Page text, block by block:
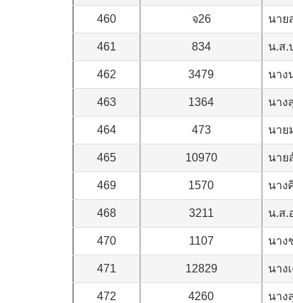
460 จ26 นาย
461 834 น.ส.
462 3479 นาง
463 1364 นาง
464 473 นาย
465 10970 นาย
469 1570 นาง
468 3211 น.ส.
470 1107 นาง
471 12829 นาง
472 4260 นาง